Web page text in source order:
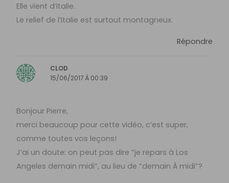
Elle vient d’Italie.
Le relief de l’Italie est surtout montagneux.
Répondre
CLOD
15/06/2017 À 00:39
Bonjour Pierre,
merci beaucoup pour cette vidéo, c’est super,
comme toutes vos leçons!
J’ai un doute: on peut pas dire “je repars à Los
Angeles demain midi”, au lieu de “demain À midi”?